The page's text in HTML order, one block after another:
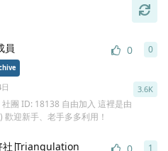
員 0
3.6K
團 ID: 18138 自由加入 這裡是由
迎新手、老手多多利用！
0
∣Triangulation
1